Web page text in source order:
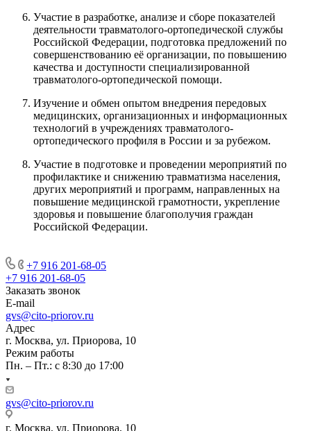
Участие в разработке, анализе и сборе показателей
деятельности травматолого-ортопедической службы
Российской Федерации, подготовка предложений по
совершенствованию её организации, по повышению
качества и доступности специализированной
травматолого-ортопедической помощи.
Изучение и обмен опытом внедрения передовых
медицинских, организационных и информационных
технологий в учреждениях травматолого-
ортопедического профиля в России и за рубежом.
Участие в подготовке и проведении мероприятий по
профилактике и снижению травматизма населения,
других мероприятий и программ, направленных на
повышение медицинской грамотности, укрепление
здоровья и повышение благополучия граждан
Российской Федерации.
+7 916 201-68-05
+7 916 201-68-05
Заказать звонок
E-mail
gvs@cito-priorov.ru
Адрес
г. Москва, ул. Приорова, 10
Режим работы
Пн. – Пт.: с 8:30 до 17:00
gvs@cito-priorov.ru
г. Москва, ул. Приорова, 10